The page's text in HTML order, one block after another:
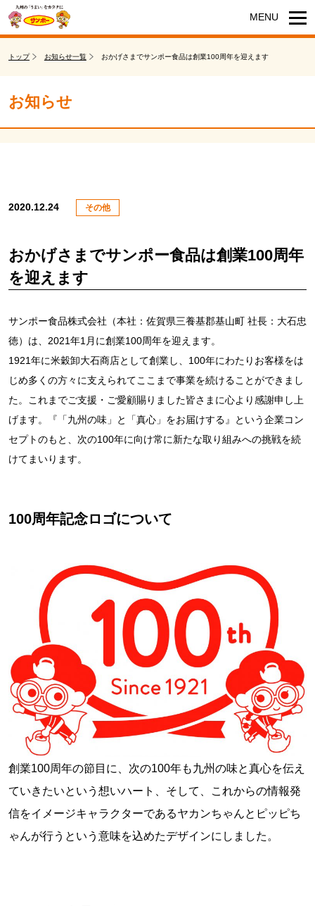
トップ お知らせ一覧 おかげさまでサンポー食品は創業100周年を迎えます
お知らせ
2020.12.24 その他
おかげさまでサンポー食品は創業100周年
を迎えます
サンポー食品株式会社（本社：佐賀県三養基郡基山町 社長：大石忠
徳）は、2021年1月に創業100周年を迎えます。
1921年に米穀卸大石商店として創業し、100年にわたりお客様をは
じめ多くの方々に支えられてここまで事業を続けることができまし
た。これまでご支援・ご愛顧賜りました皆さまに心より感謝申し上
げます。『「九州の味」と「真心」をお届けする』という企業コン
セプトのもと、次の100年に向け常に新たな取り組みへの挑戦を続
けてまいります。
100周年記念ロゴについて
創業100周年の節目に、次の100年も九州の味と真心を伝え
ていきたいという想いハート、そして、これからの情報発
信をイメージキャラクターであるヤカンちゃんとピッピち
ゃんが行うという意味を込めたデザインにしました。